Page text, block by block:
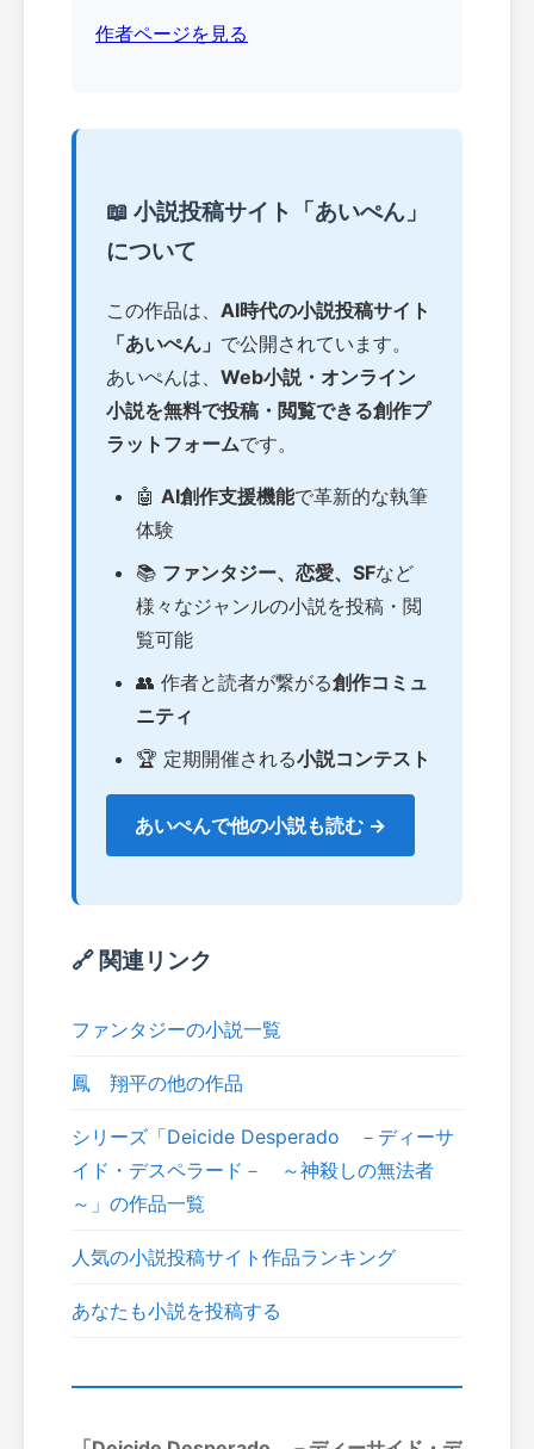
作者ページを見る
📖 小説投稿サイト「あいぺん」
について
この作品は、 AI時代の小説投稿サイト
「あいぺん」 で公開されています。
あいぺんは、 Web小説・オンライン
小説を無料で投稿・閲覧できる創作プ
ラットフォームです。
🤖 AI創作支援機能で革新的な執筆
体験
📚 ファンタジー、恋愛、SFなど
様々なジャンルの小説を投稿・閲
覧可能
👥 作者と読者が繋がる創作コミュ
ニティ
🏆 定期開催される小説コンテスト
あいぺんで他の小説も読む →
🔗 関連リンク
ファンタジーの小説一覧
鳳 翔平の他の作品
シリーズ「Deicide Desperado －ディーサ
イド・デスペラード－ ～神殺しの無法者
～」の作品一覧
人気の小説投稿サイト作品ランキング
あなたも小説を投稿する